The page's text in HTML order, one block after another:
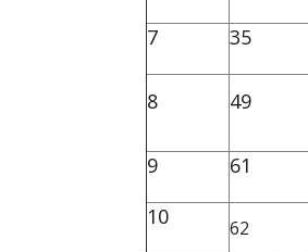
7
35
8 49
9
61
10
62